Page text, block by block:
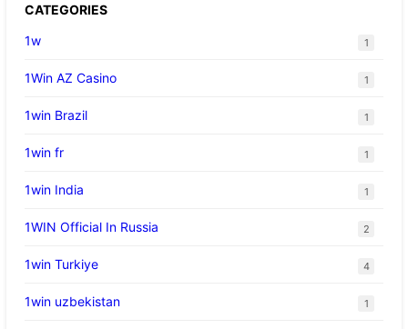
CATEGORIES
1w
1
1Win AZ Casino 1
1win Brazil 1
1win fr 1
1win India 1
1WIN Official In Russia 2
1win Turkiye 4
1win uzbekistan 1